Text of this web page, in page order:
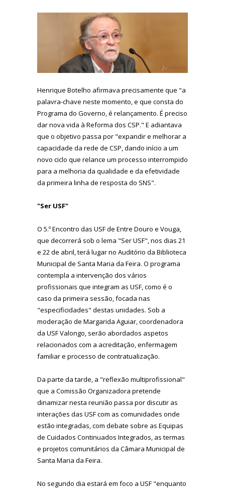
Henrique Botelho afirmava precisamente que "a
palavra-chave neste momento, e que consta do
Programa do Governo, é relançamento. É preciso
dar nova vida à Reforma dos CSP." E adiantava
que o objetivo passa por "expandir e melhorar a
capacidade da rede de CSP, dando início a um
novo ciclo que relance um processo interrompido
para a melhoria da qualidade e da efetividade
da primeira linha de resposta do SNS".
"Ser USF"
O 5.º Encontro das USF de Entre Douro e Vouga,
que decorrerá sob o lema "Ser USF", nos dias 21
e 22 de abril, terá lugar no Auditório da Biblioteca
Municipal de Santa Maria da Feira. O programa
contempla a intervenção dos vários
profissionais que integram as USF, como é o
caso da primeira sessão, focada nas
"especificidades" destas unidades. Sob a
moderação de Margarida Aguiar, coordenadora
da USF Valongo, serão abordados aspetos
relacionados com a acreditação, enfermagem
familiar e processo de contratualização.
Da parte da tarde, a "reflexão multiprofissional"
que a Comissão Organizadora pretende
dinamizar nesta reunião passa por discutir as
interações das USF com as comunidades onde
estão integradas, com debate sobre as Equipas
de Cuidados Continuados Integrados, as termas
e projetos comunitários da Câmara Municipal de
Santa Maria da Feira.
No segundo dia estará em foco a USF "enquanto